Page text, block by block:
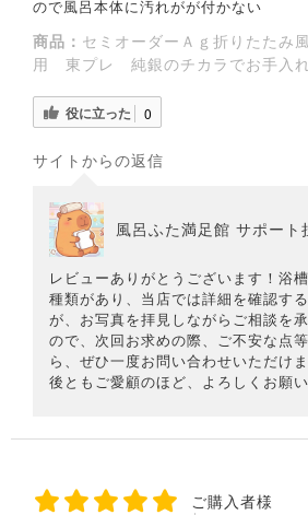
ので風呂本体に汚れがが付かない
商品： セミオーダーＡｇ折りたたみ
用 東プレ 純銀のチカラでお手入れ
役に立った 0
サイトからの返信
風呂ふた満足館 サポート
レビューありがとうございます！浴
種類があり、当店では詳細を確認す
が、お写真を拝見しながらご相談を
ので、次回お求めの際、ご不安な点
ら、ぜひ一度お問い合わせいただけ
後ともご愛顧のほど、よろしくお願い
ご購入者様